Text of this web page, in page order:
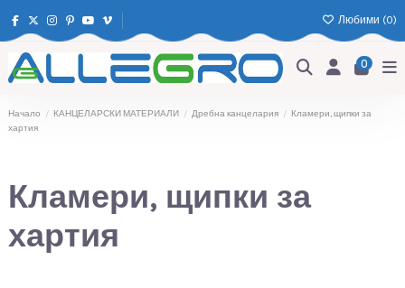
Любими (0)
0
Начало КАНЦЕЛАРСКИ МАТЕРИАЛИ Дребна канцелария
Кламери, щипки за
хартия
Кламери, щипки за
хартия